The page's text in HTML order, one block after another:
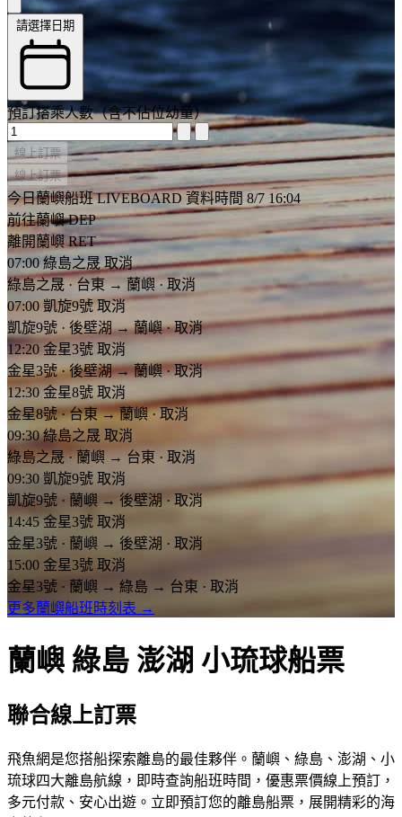
請選擇日期
預訂搭乘人數（含不佔位幼童）
線上訂票
線上訂票
今日蘭嶼船班 LIVEBOARD 資料時間 8/7 16:04
前往蘭嶼 DEP
離開蘭嶼 RET
07:00 綠島之晟 取消
綠島之晟 · 台東 → 蘭嶼 · 取消
07:00 凱旋9號 取消
凱旋9號 · 後壁湖 → 蘭嶼 · 取消
12:20 金星3號 取消
金星3號 · 後壁湖 → 蘭嶼 · 取消
12:30 金星8號 取消
金星8號 · 台東 → 蘭嶼 · 取消
09:30 綠島之晟 取消
綠島之晟 · 蘭嶼 → 台東 · 取消
09:30 凱旋9號 取消
凱旋9號 · 蘭嶼 → 後壁湖 · 取消
14:45 金星3號 取消
金星3號 · 蘭嶼 → 後壁湖 · 取消
15:00 金星3號 取消
金星3號 · 蘭嶼 → 綠島 → 台東 · 取消
更多蘭嶼船班時刻表 →
蘭嶼 綠島 澎湖 小琉球船票
聯合線上訂票
飛魚網是您搭船探索離島的最佳夥伴。蘭嶼、綠島、澎湖、小
琉球四大離島航線，即時查詢船班時間，優惠票價線上預訂，
多元付款、安心出遊。立即預訂您的離島船票，展開精彩的海